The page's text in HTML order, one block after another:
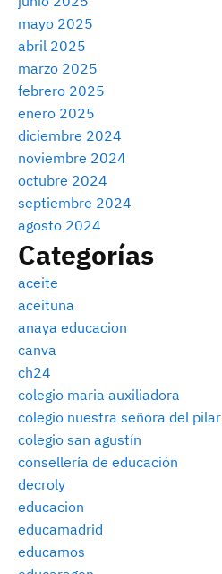
mayo 2025
abril 2025
marzo 2025
febrero 2025
enero 2025
diciembre 2024
noviembre 2024
octubre 2024
septiembre 2024
agosto 2024
Categorías
aceite
aceituna
anaya educacion
canva
ch24
colegio maria auxiliadora
colegio nuestra señora del pilar
colegio san agustín
consellería de educación
decroly
educacion
educamadrid
educamos